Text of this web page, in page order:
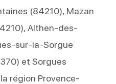
(84210), Mazan
Althen-des-
sur-la-Sorgue
et Sorgues
région Provence-